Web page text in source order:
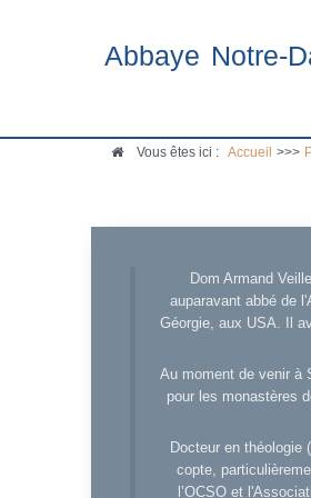
Abbaye Notre-
Vous êtes ici : Accueil >>>
Dom Armand
auparavant abbé de
Géorgie, aux USA. Il
Au moment de venir à
pour les monastères
Docteur en
copte,
l’OCSO et